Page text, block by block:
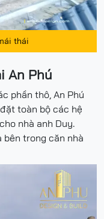
thái
An Phú
phần thô, An Phú
toàn bộ các hệ
nhà anh Duy.
bên trong căn nhà